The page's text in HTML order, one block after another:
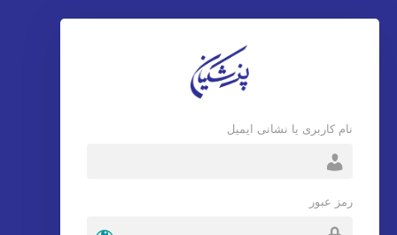
نام کاربری یا نشانی ایمیل
رمز عبور